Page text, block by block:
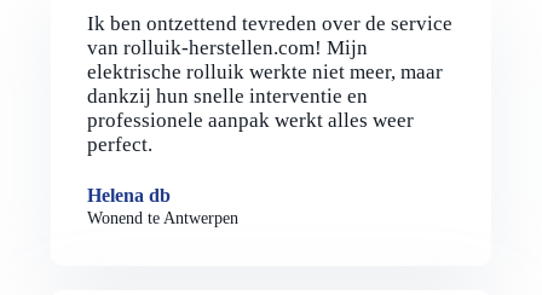
Ik ben ontzettend tevreden over de service
van rolluik-herstellen.com! Mijn
elektrische rolluik werkte niet meer, maar
dankzij hun snelle interventie en
professionele aanpak werkt alles weer
perfect.
Helena db
Wonend te Antwerpen